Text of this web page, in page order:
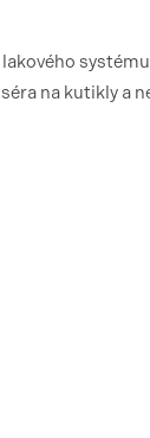
na kutikly a